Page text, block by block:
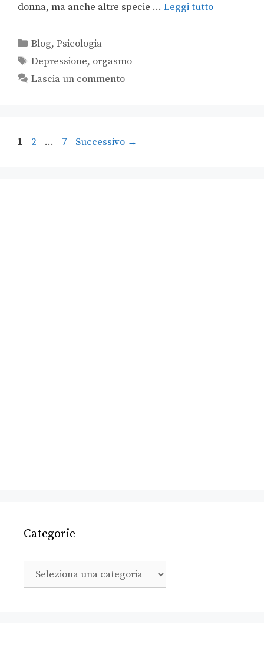
donna, ma anche altre specie … Leggi tutto
Blog,Psicologia
Depressione, orgasmo
Lascia un commento
1 2 … 7 Successivo →
Categorie